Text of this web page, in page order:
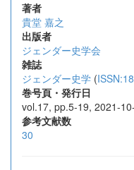
著者
貴堂 嘉之
出版者
ジェンダー史学会
雑誌
ジェンダー史学 (
巻号頁・発行日
vol.17, pp.5-19, 2021-
参考文献数
30